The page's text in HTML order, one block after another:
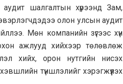
шалгалтын хүрээнд Зам,
олон улсын аудит
Мөн компанийн зүгээс хүн
ажлууд хийхээр төлөвлөж
хийх, орон нутгийн нисэх
түншлэлийг хэрэгжүүлэх